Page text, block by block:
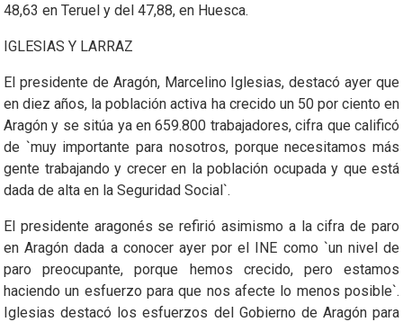
48,63 en Teruel y del 47,88, en Huesca.
IGLESIAS Y LARRAZ
El presidente de Aragón, Marcelino Iglesias, destacó ayer que
en diez años, la población activa ha crecido un 50 por ciento en
Aragón y se sitúa ya en 659.800 trabajadores, cifra que calificó
de `muy importante para nosotros, porque necesitamos más
gente trabajando y crecer en la población ocupada y que está
dada de alta en la Seguridad Social`.
El presidente aragonés se refirió asimismo a la cifra de paro
en Aragón dada a conocer ayer por el INE como `un nivel de
paro preocupante, porque hemos crecido, pero estamos
haciendo un esfuerzo para que nos afecte lo menos posible`.
Iglesias destacó los esfuerzos del Gobierno de Aragón para